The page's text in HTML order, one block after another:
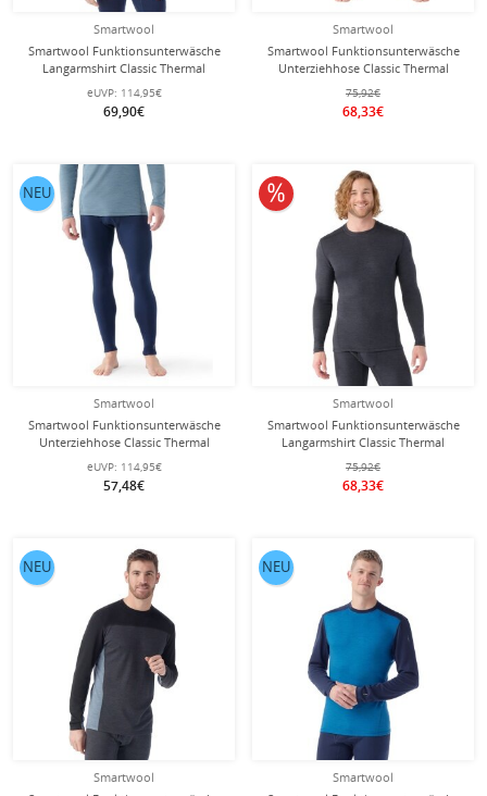
Smartwool
Smartwool Funktionsunterwäsche
Langarmshirt Classic Thermal
(wärmende Merinowolle, Rundhals)
navyblau Herren
eUVP: 114,95€
69,90€
Smartwool
Smartwool Funktionsunterwäsche
Unterziehhose Classic Thermal
(wärmende Merinowolle) schwarz
Herren
75,92€
68,33€
Smartwool
Smartwool Funktionsunterwäsche
Unterziehhose Classic Thermal
(wärmende Merinowolle) navyblau
Herren
eUVP: 114,95€
57,48€
NEU
Smartwool
Smartwool Funktionsunterwäsche
Langarmshirt Classic Thermal
(wärmende Merinowolle, Rundhals)
dunkelgrau Herren
75,92€
68,33€
10% reduziert
Smartwool
NEU
Smartwool
NEU